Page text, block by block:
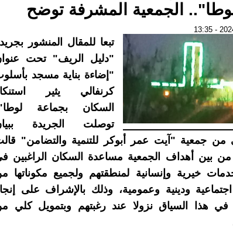
الجمعية المشرفة توضح
تبعا للمقال المنشور
"دليل الريف" تحت
"إضاءة بناية مسجد
كرنفالي يثير
السكان بجماعة
توصلت الجريدة
من جمعية "آيت عمر أبوكر للتنمية والتضامن"
من بين أهداف الجمعية مساعدة السكان الراغبين
خيرية وإنسانية لمنطقتهم ولجميع مكوناتها
ودينية وعمومية، وذلك بالإشراف على
في هذا السياق نزولا عند رغبتهم وبتمويل كلي